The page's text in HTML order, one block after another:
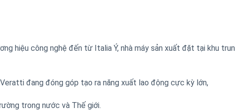
hiệu công nghệ đến từ Italia Ý, nhà máy sản xuất đặt tại khu
đang đóng góp tạo ra năng xuất lao động cực kỳ lớn,
trong nước và Thế giới.